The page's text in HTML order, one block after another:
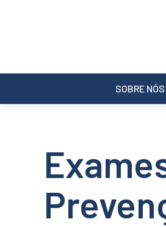
SOBRE NÓS